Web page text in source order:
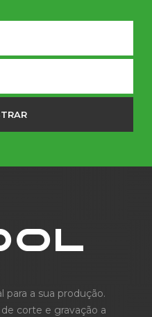
para a sua produção.
corte e gravação a